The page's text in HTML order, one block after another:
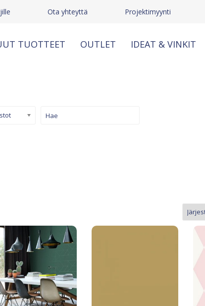
Ota yhteyttä Projektimyynti
TUOTTEET OUTLET IDEAT & VINKIT